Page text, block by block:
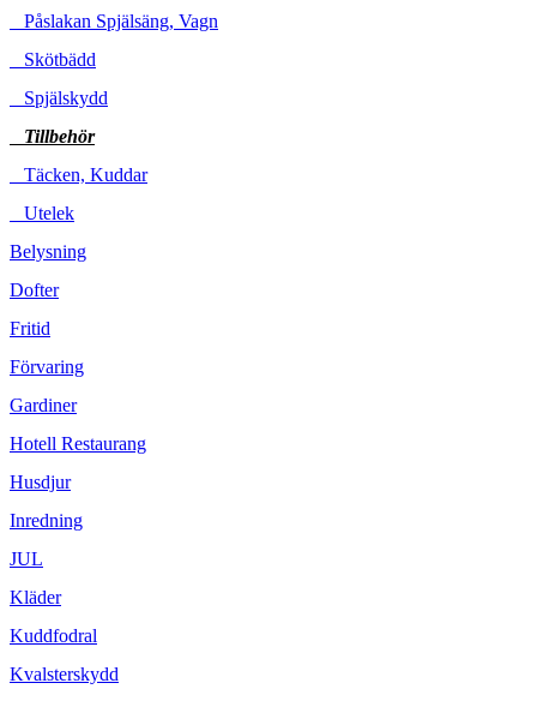
Påslakan Spjälsäng, Vagn
Skötbädd
Spjälskydd
Tillbehör
Täcken, Kuddar
Utelek
Belysning
Dofter
Fritid
Förvaring
Gardiner
Hotell Restaurang
Husdjur
Inredning
JUL
Kläder
Kuddfodral
Kvalsterskydd